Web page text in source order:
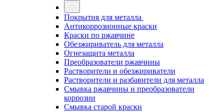
Покрытия для металла
Антикоррозионные краски
Краски по ржавчине
Обезжириватель для металла
Огнезащита металла
Преобразователи ржавчины
Растворители и обезжириватели
Растворители и разбавители для металла
Смывка ржавчины и преобразователи
коррозии
Смывка старой краски